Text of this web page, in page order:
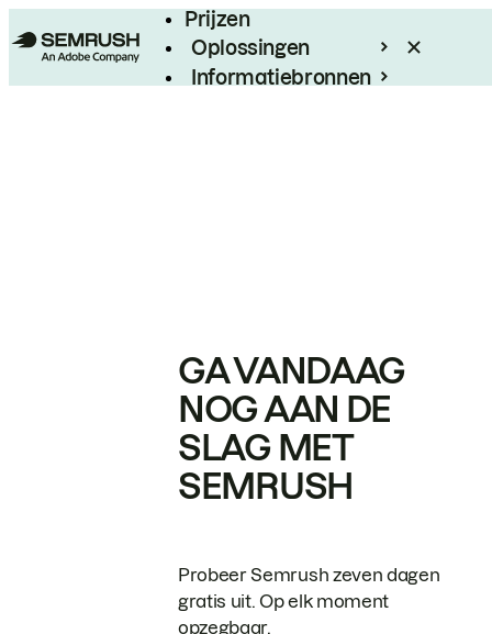
Prijzen
Oplossingen
Informatiebronnen
GA VANDAAG
NOG AAN DE
SLAG MET
SEMRUSH
Probeer Semrush zeven dagen
gratis uit. Op elk moment
opzegbaar.